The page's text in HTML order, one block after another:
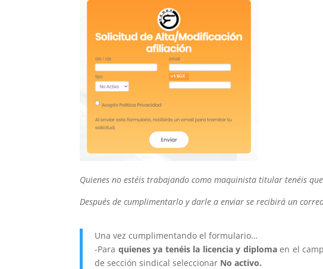
Quienes no estéis trabajando como maquinista titular tenéis
Después de cumplimentarlo y darle a enviar se recibirá un
Una vez cumplimentando el formulario…
-Para quienes ya tenéis la licencia y diplomaen el
de sección sindical seleccionar No activo.